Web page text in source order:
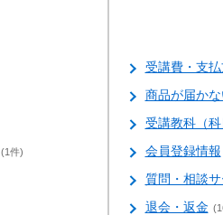
(1件)
受講費・支
商品が届か
受講教科（科
会員登録情報
質問・相談サ
退会・返金